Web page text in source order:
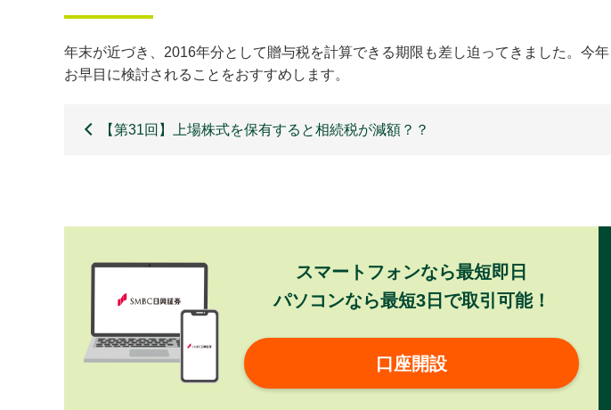
年末が近づき、2016年分として贈与税を計算できる期限も差し迫ってきました。今
お早目に検討されることをおすすめします。
【第31回】上場株式を保有すると相続税が減額？？
スマートフォンなら最短即日
パソコンなら最短3日で取引可能！
口座開設